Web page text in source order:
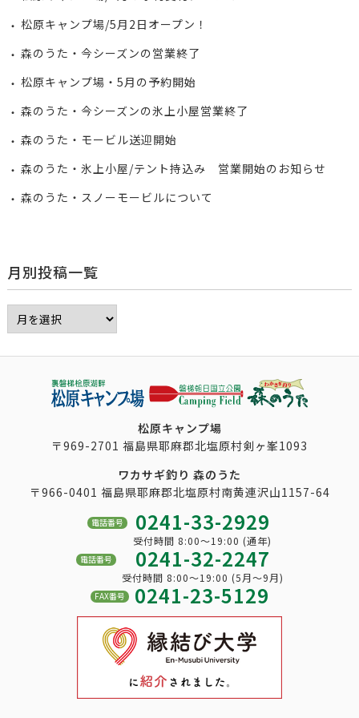
松原キャンプ場/5月2日オープン！
森のうた・今シーズンの営業終了
松原キャンプ場・5月の予約開始
森のうた・今シーズンの氷上小屋営業終了
森のうた・モービル送迎開始
森のうた・氷上小屋/テント持込み 営業開始のお知らせ
森のうた・スノーモービルについて
月別投稿一覧
松原キャンプ場
〒969-2701 福島県耶麻郡北塩原村剣ヶ峯1093
ワカサギ釣り 森のうた
〒966-0401 福島県耶麻郡北塩原村南黄連沢山1157-64
電話番号 0241-33-2929
受付時間 8:00～19:00 (通年)
電話番号 0241-32-2247
受付時間 8:00～19:00 (5月～9月)
FAX番号 0241-23-5129